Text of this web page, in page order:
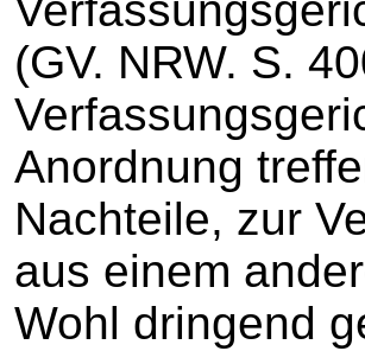
(GV. NRW. S.
Anordnung
Nachteile, zur
aus einem
Wohl dringend